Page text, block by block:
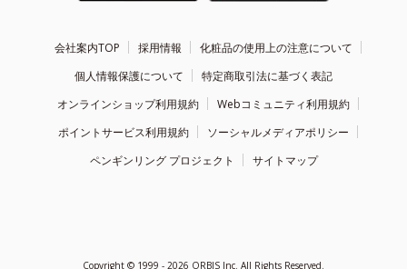
会社案内TOP 採用情報
化粧品の使用上の注意について
個人情報保護について
特定商取引法に基づく表記
オンラインショップ利用規約
Webコミュニティ利用規約
ポイントサービス利用規約
ソーシャルメディアポリシー
ペンギンリング プロジェクト
サイトマップ
Copyright © 1999 - 2026 ORBIS Inc. All Rights Reserved.